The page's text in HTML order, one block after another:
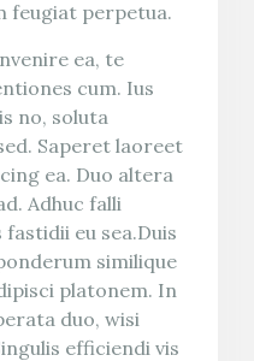
feugiat perpetua.
ea, te
cum. Ius
no, soluta
Saperet laoreet
ea. Duo altera
Adhuc falli
eu sea.Duis
similique
platonem. In
duo, wisi
efficiendi vis